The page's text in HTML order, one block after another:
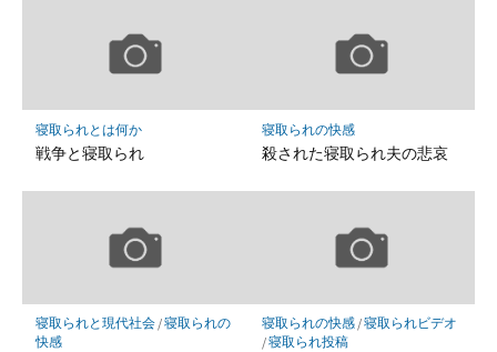
寝取られとは何か
戦争と寝取られ
寝取られの快感
殺された寝取られ夫の悲哀
寝取られと現代社会/寝取られの
快感
寝取られの快感/寝取られビデオ
/寝取られ投稿